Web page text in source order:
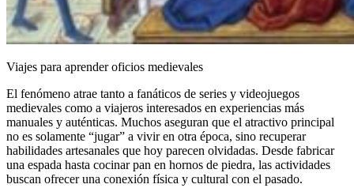
Viajes para aprender oficios medievales
El fenómeno atrae tanto a fanáticos de series y videojuegos
medievales como a viajeros interesados en experiencias más
manuales y auténticas. Muchos aseguran que el atractivo principal
no es solamente “jugar” a vivir en otra época, sino recuperar
habilidades artesanales que hoy parecen olvidadas. Desde fabricar
una espada hasta cocinar pan en hornos de piedra, las actividades
buscan ofrecer una conexión física y cultural con el pasado.